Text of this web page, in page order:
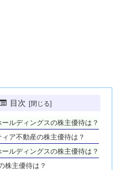
目次
ルディングスの株主優待は？
ア不動産の株主優待は？
ルディングスの株主優待は？
株主優待は？